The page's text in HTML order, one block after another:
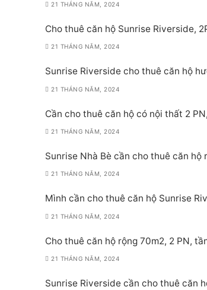
21 THÁNG NĂM, 2024
Cho thuê căn hộ Sunrise Riverside,
21 THÁNG NĂM, 2024
Sunrise Riverside cho thuê căn hộ
21 THÁNG NĂM, 2024
Cần cho thuê căn hộ có nội thất 2
21 THÁNG NĂM, 2024
Sunrise Nhà Bè cần cho thuê căn
21 THÁNG NĂM, 2024
Mình cần cho thuê căn hộ Sunrise
21 THÁNG NĂM, 2024
Cho thuê căn hộ rộng 70m2, 2 PN,
21 THÁNG NĂM, 2024
Sunrise Riverside cần cho thuê căn